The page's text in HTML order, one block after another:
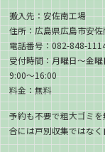
搬入先：安佐南工場
住所：広島県広島市安
電話番号：082-848-
受付時間：月曜日～金
9:00～16:00
料金：無料
予約も不要で粗大ゴミ
合には戸別収集ではな